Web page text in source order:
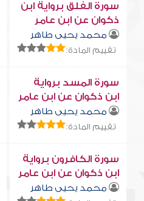
سورة الفلق برواية ابن
ذكوان عن ابن عامر
محمد يحيى طاهر
تقييم المادة:
سورة المسد برواية
ابن ذكوان عن ابن عامر
محمد يحيى طاهر
تقييم المادة:
سورة الكافرون برواية
ابن ذكوان عن ابن عامر
محمد يحيى طاهر